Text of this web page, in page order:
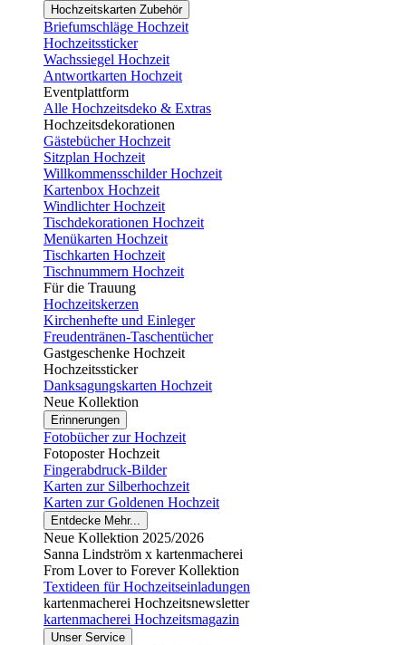
Hochzeitskarten Zubehör
Briefumschläge Hochzeit
Hochzeitssticker
Wachssiegel Hochzeit
Antwortkarten Hochzeit
Eventplattform
Alle Hochzeitsdeko & Extras
Hochzeitsdekorationen
Gästebücher Hochzeit
Sitzplan Hochzeit
Willkommensschilder Hochzeit
Kartenbox Hochzeit
Windlichter Hochzeit
Tischdekorationen Hochzeit
Menükarten Hochzeit
Tischkarten Hochzeit
Tischnummern Hochzeit
Für die Trauung
Hochzeitskerzen
Kirchenhefte und Einleger
Freudentränen-Taschentücher
Gastgeschenke Hochzeit
Hochzeitssticker
Danksagungskarten Hochzeit
Neue Kollektion
Erinnerungen
Fotobücher zur Hochzeit
Fotoposter Hochzeit
Fingerabdruck-Bilder
Karten zur Silberhochzeit
Karten zur Goldenen Hochzeit
Entdecke Mehr...
Neue Kollektion 2025/2026
Sanna Lindström x kartenmacherei
From Lover to Forever Kollektion
Textideen für Hochzeitseinladungen
kartenmacherei Hochzeitsnewsletter
kartenmacherei Hochzeitsmagazin
Unser Service